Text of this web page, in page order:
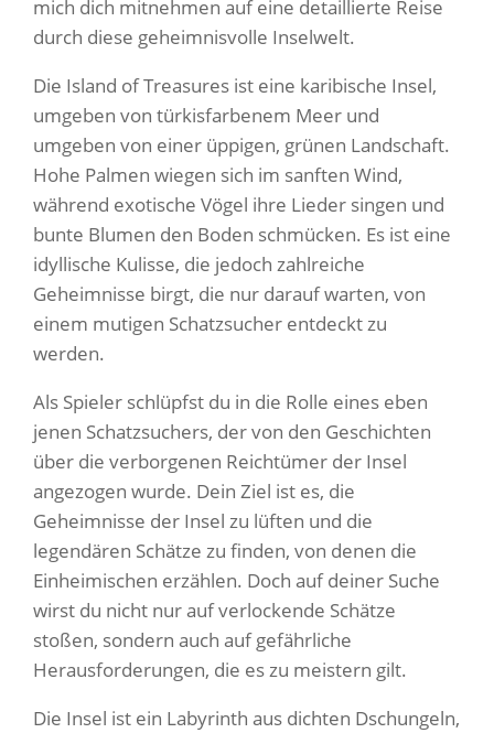
mich dich mitnehmen auf eine detaillierte Reise
durch diese geheimnisvolle Inselwelt.
Die Island of Treasures ist eine karibische Insel,
umgeben von türkisfarbenem Meer und
umgeben von einer üppigen, grünen Landschaft.
Hohe Palmen wiegen sich im sanften Wind,
während exotische Vögel ihre Lieder singen und
bunte Blumen den Boden schmücken. Es ist eine
idyllische Kulisse, die jedoch zahlreiche
Geheimnisse birgt, die nur darauf warten, von
einem mutigen Schatzsucher entdeckt zu
werden.
Als Spieler schlüpfst du in die Rolle eines eben
jenen Schatzsuchers, der von den Geschichten
über die verborgenen Reichtümer der Insel
angezogen wurde. Dein Ziel ist es, die
Geheimnisse der Insel zu lüften und die
legendären Schätze zu finden, von denen die
Einheimischen erzählen. Doch auf deiner Suche
wirst du nicht nur auf verlockende Schätze
stoßen, sondern auch auf gefährliche
Herausforderungen, die es zu meistern gilt.
Die Insel ist ein Labyrinth aus dichten Dschungeln,